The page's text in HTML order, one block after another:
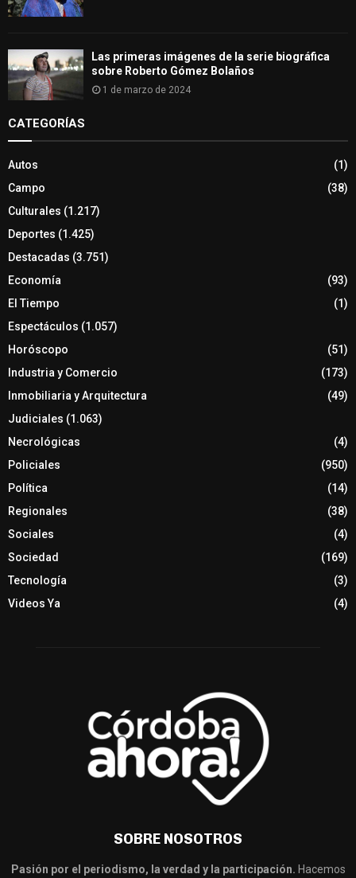
Las primeras imágenes de la serie biográfica
sobre Roberto Gómez Bolaños
1 de marzo de 2024
CATEGORÍAS
Autos
(1)
Campo
(38)
Culturales (1.217)
Deportes (1.425)
Destacadas (3.751)
Economía
(93)
El Tiempo
(1)
Espectáculos (1.057)
Horóscopo
(51)
Industria y Comercio
(173)
Inmobiliaria y Arquitectura
(49)
Judiciales (1.063)
Necrológicas
(4)
Policiales
(950)
Política
(14)
Regionales
(38)
Sociales
(4)
Sociedad
(169)
Tecnología
(3)
Videos Ya
(4)
SOBRE NOSOTROS
Pasión por el periodismo, la verdad y la participación. Hacemos